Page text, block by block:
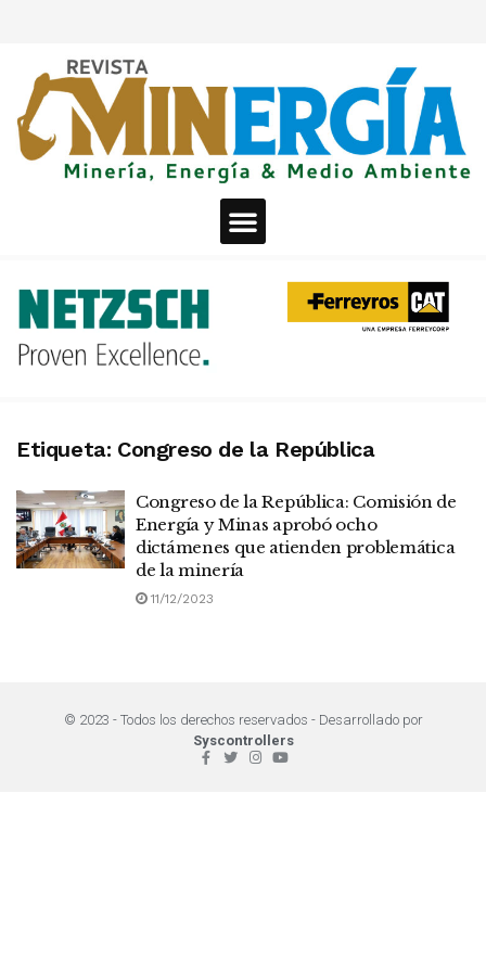
Etiqueta: Congreso de la República
Congreso de la República: Comisión de
Energía y Minas aprobó ocho
dictámenes que atienden problemática
de la minería
11/12/2023
© 2023 - Todos los derechos reservados - Desarrollado por
Syscontrollers